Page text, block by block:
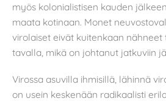
myös kolonialistisen kauden
maata kotinaan. Monet
virolaiset eivät kuitenkaan
tavalla, mikä on johtanut jatkuviin
Virossa asuvilla ihmisillä, lähinnä
on usein keskenään radikaalisti